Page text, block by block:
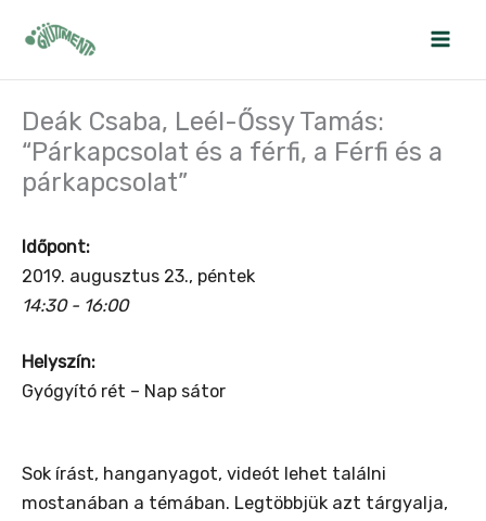
Deák Csaba, Leél-Őssy Tamás:
“Párkapcsolat és a férfi, a Férfi és a
párkapcsolat”
Időpont:
2019. augusztus 23., péntek
14:30 - 16:00
Helyszín:
Gyógyító rét – Nap sátor
Sok írást, hanganyagot, videót lehet találni
mostanában a témában. Legtöbbjük azt tárgyalja,